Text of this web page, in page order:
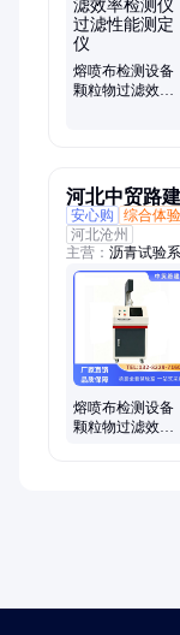
熔喷布检测设备
颗粒物过滤效率
河北中贸路
安心购
综合体
河北沧州
主营： 沥青试验
检测设备、土工
熔喷布检测设备
颗粒物过滤效率